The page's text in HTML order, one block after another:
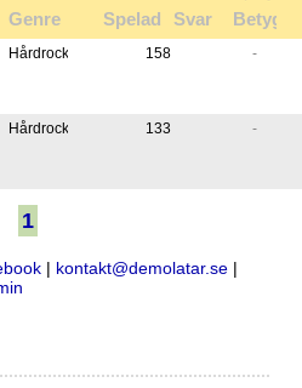
Genre Spelad Svar Betyg
Hårdrock 158 -
Hårdrock 133 -
1
| kontakt@demolatar.se |